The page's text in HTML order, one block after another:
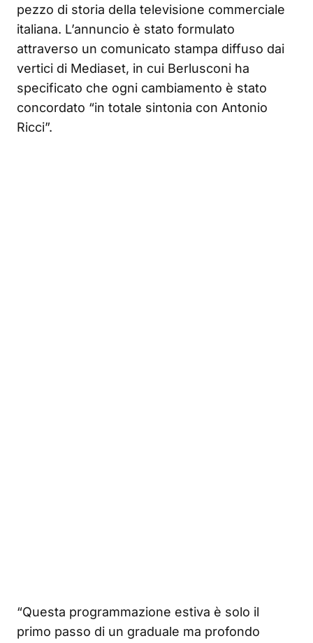
pezzo di storia della televisione commerciale
italiana. L’annuncio è stato formulato
attraverso un comunicato stampa diffuso dai
vertici di Mediaset, in cui Berlusconi ha
specificato che ogni cambiamento è stato
concordato “in totale sintonia con Antonio
Ricci”.
“Questa programmazione estiva è solo il
primo passo di un graduale ma profondo